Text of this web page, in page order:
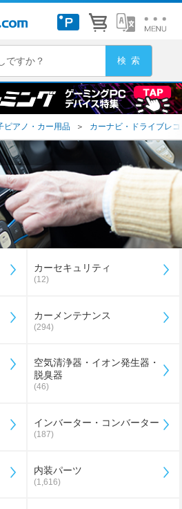
ピアノ・カー用品 ＞ カーナビ・ドライブレ
カーセキュリティ
(12)
カーメンテナンス
(294)
空気清浄器・イオン発生器・
脱臭器
(46)
インバーター・コンバーター
(187)
内装パーツ
(1,616)